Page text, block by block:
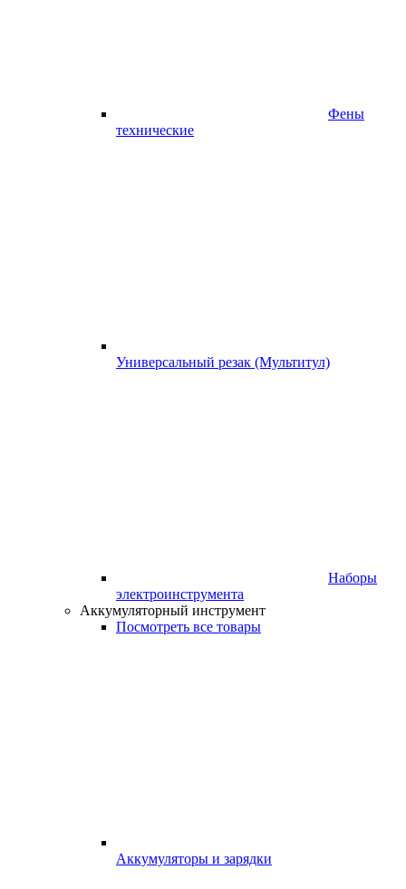
Фены
технические
Универсальный резак (Мультитул)
Наборы
электроинструмента
Аккумуляторный инструмент
Посмотреть все товары
Аккумуляторы и зарядки